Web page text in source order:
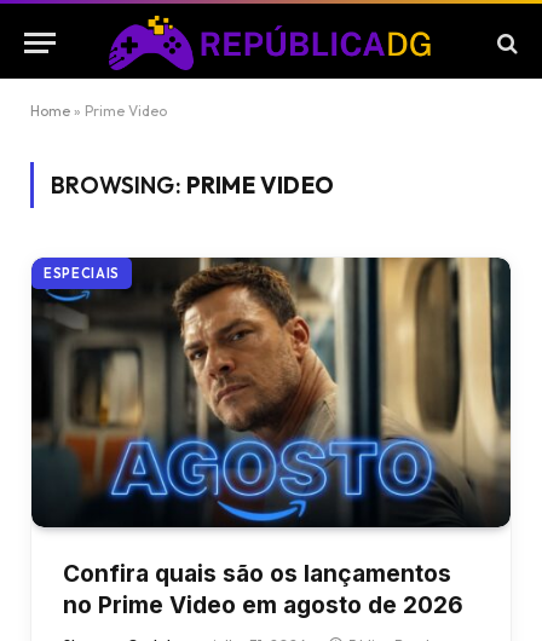
Home » Prime Video
BROWSING: PRIME VIDEO
ESPECIAIS
Confira quais são os lançamentos
no Prime Video em agosto de 2026